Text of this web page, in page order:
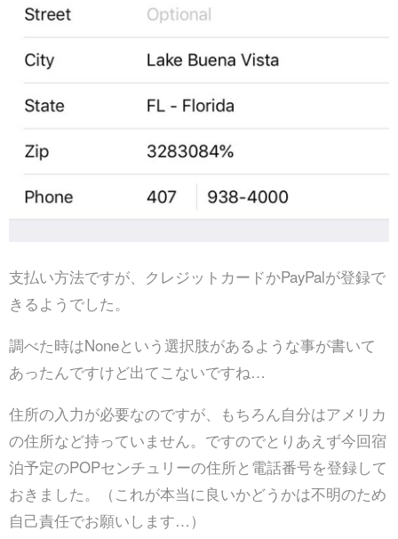
支払い方法ですが、クレジットカードかPayPalが登録で
きるようでした。
調べた時はNoneという選択肢があるような事が書いて
あったんですけど出てこないですね…
住所の入力が必要なのですが、もちろん自分はアメリカ
の住所など持っていません。ですのでとりあえず今回宿
泊予定のPOPセンチュリーの住所と電話番号を登録して
おきました。（これが本当に良いかどうかは不明のため
自己責任でお願いします…）